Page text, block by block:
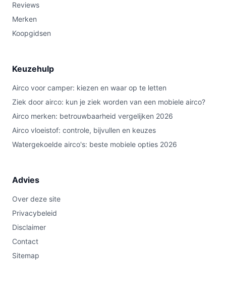
Reviews
Merken
Koopgidsen
Keuzehulp
Airco voor camper: kiezen en waar op te letten
Ziek door airco: kun je ziek worden van een mobiele airco?
Airco merken: betrouwbaarheid vergelijken 2026
Airco vloeistof: controle, bijvullen en keuzes
Watergekoelde airco's: beste mobiele opties 2026
Advies
Over deze site
Privacybeleid
Disclaimer
Contact
Sitemap